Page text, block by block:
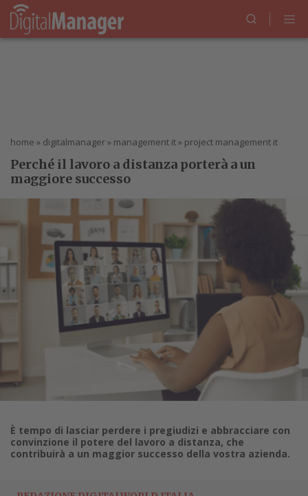
home » digitalmanager» management it» project management it
Perché il lavoro a distanza porterà a un
maggiore successo
È tempo di lasciar perdere i pregiudizi e abbracciare con
convinzione il potere del lavoro a distanza, che
contribuirà a un maggior successo della vostra azienda.